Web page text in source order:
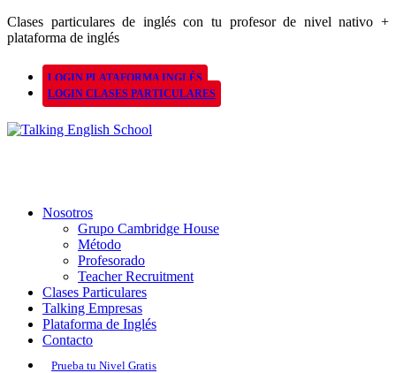
Clases particulares de inglés con tu profesor de nivel nativo +
plataforma de inglés
LOGIN PLATAFORMA INGLÉS
LOGIN CLASES PARTICULARES
Nosotros
Grupo Cambridge House
Método
Profesorado
Teacher Recruitment
Clases Particulares
Talking Empresas
Plataforma de Inglés
Contacto
Prueba tu Nivel Gratis